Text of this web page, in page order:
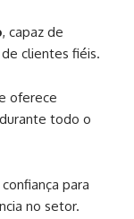
, capaz de
clientes fiéis.
oferece
todo o
para
no setor.